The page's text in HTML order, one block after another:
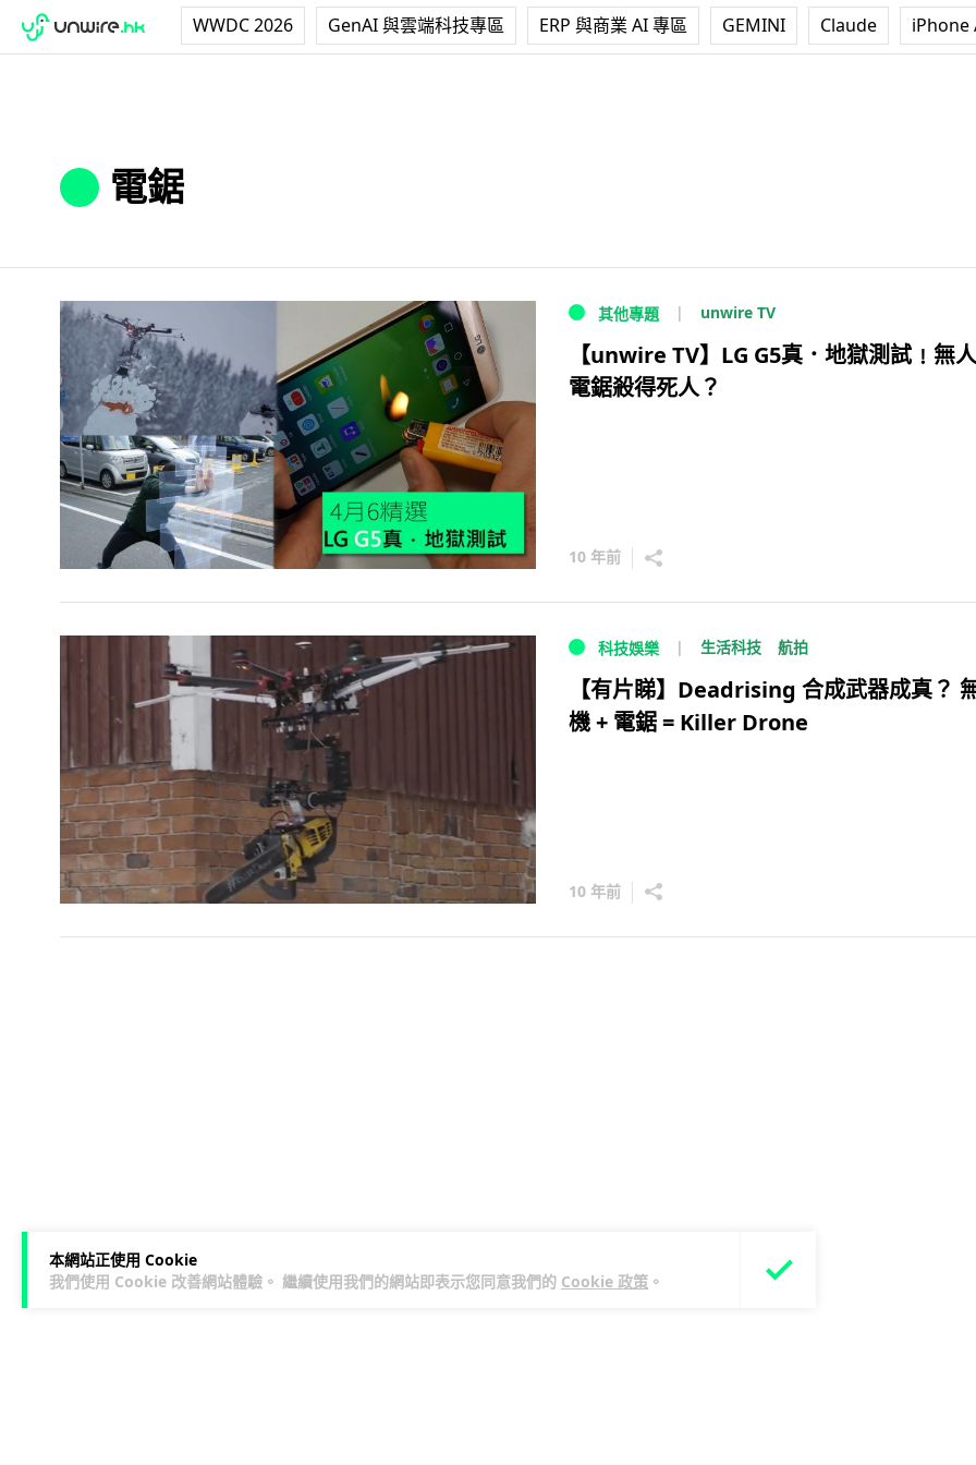
WWDC 2026 GenAI 與雲端科技專區 ERP 與商業 AI 專區 GEMINI Claude iPhone
本網站正使用 Cookie
我們使用 Cookie 改善網站體驗。 繼續使用我們的網站即表示您同意我們的 Cookie 政策 。
電鋸
其他專題 unwire TV
【unwire TV】LG G5真．地獄測試﹗無
電鋸殺得死人？
10 年前
科技娛樂 生活科技 航拍
【有片睇】Deadrising 合成武器成真？
機 + 電鋸 = Killer Drone
10 年前